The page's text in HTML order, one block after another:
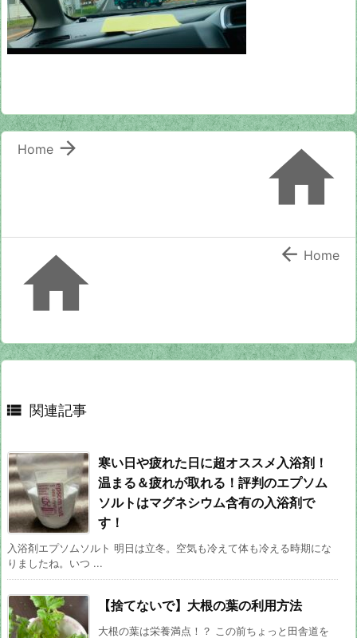


Home
  Home
 関連記事
寒い日や疲れた日に超オススメ入浴剤！
温まる＆疲れが取れる！評判のエプソム
ソルトはマグネシウム含有の入浴剤で
す！
入浴剤エプソムソルト 明日は立冬。空気も冷えて体も冷える時期にな
りましたね。いつ ...
【捨てないで】大根の葉の利用方法
大根の葉は栄養満点！？ この前ちょっと田舎道を